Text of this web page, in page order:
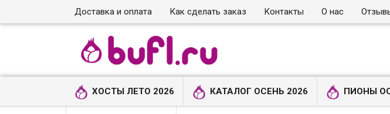
Доставка и оплата Как сделать заказ Контакты О нас
ХОСТЫ ЛЕТО 2026 КАТАЛОГ ОСЕНЬ 2026 ПИОНЫ